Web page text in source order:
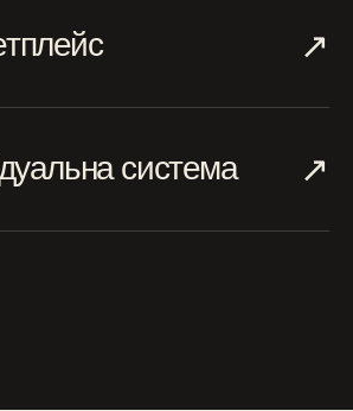
↗︎
система ↗︎